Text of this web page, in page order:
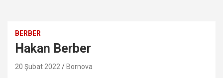
BERBER
Hakan Berber
20 Şubat 2022 Bornova